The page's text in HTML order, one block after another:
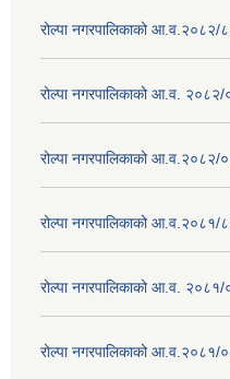
रोल्पा नगरपालिकाको आ.व.२०८२/
रोल्पा नगरपालिकाको आ.व.
रोल्पा नगरपालिकाको आ.व.२०८२/
रोल्पा नगरपालिकाको आ.व.२०८१/
रोल्पा नगरपालिकाको आ.व.
रोल्पा नगरपालिकाको आ.व.२०८१/